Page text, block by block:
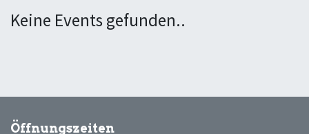
Keine Events gefunden..
Öffnungszeiten